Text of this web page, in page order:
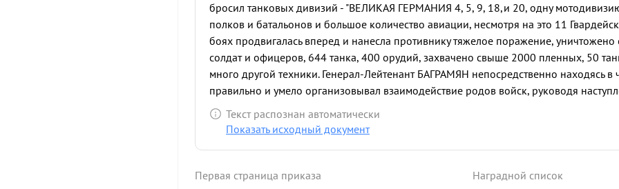
бросил танковых дивизий - "ВЕЛИКАЯ ГЕРМАНИЯ 4, 5, 9, 18,и 20, одну
полков и батальонов и большое количество авиации, несмотря на это 11
боях продвигалась вперед и нанесла противнику тяжелое поражение,
солдат и офицеров, 644 танка, 400 орудий, захвачено свыше 2000 пленных, 50
много другой техники. Генерал-Лейтенант БАГРАМЯН непосредственно находясь в
правильно и умело организовывал взаимодействие родов войск, руководя
обеспечил выполнение задачи фронта по разгрому орловской группировки
ЛЕЙТЕНАНТ БАГРАМЯН достоин НАГРАЖДЕНИЯ ПРАВИТЕЛЬСТВЕННОЙ НАГРАДОЙ
Текст распознан автоматически
Показать исходный документ
Первая страница приказа Наградной список